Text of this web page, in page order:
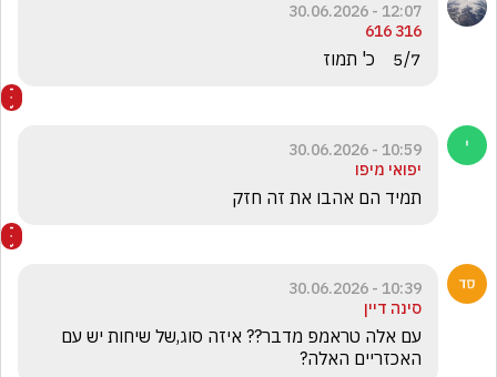
12:07 - 30.06.2026
316 616
5/7    כ' תמוז
10:59 - 30.06.2026
יפואי מיפו
תמיד הם אהבו את זה חזק
10:39 - 30.06.2026
סינה דיין
האכזריים האלה?